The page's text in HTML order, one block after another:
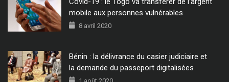
mobile aux personnes vulnérables
8 avril 2020
Bénin : la délivrance du casier judiciaire et
la demande du passeport digitalisées